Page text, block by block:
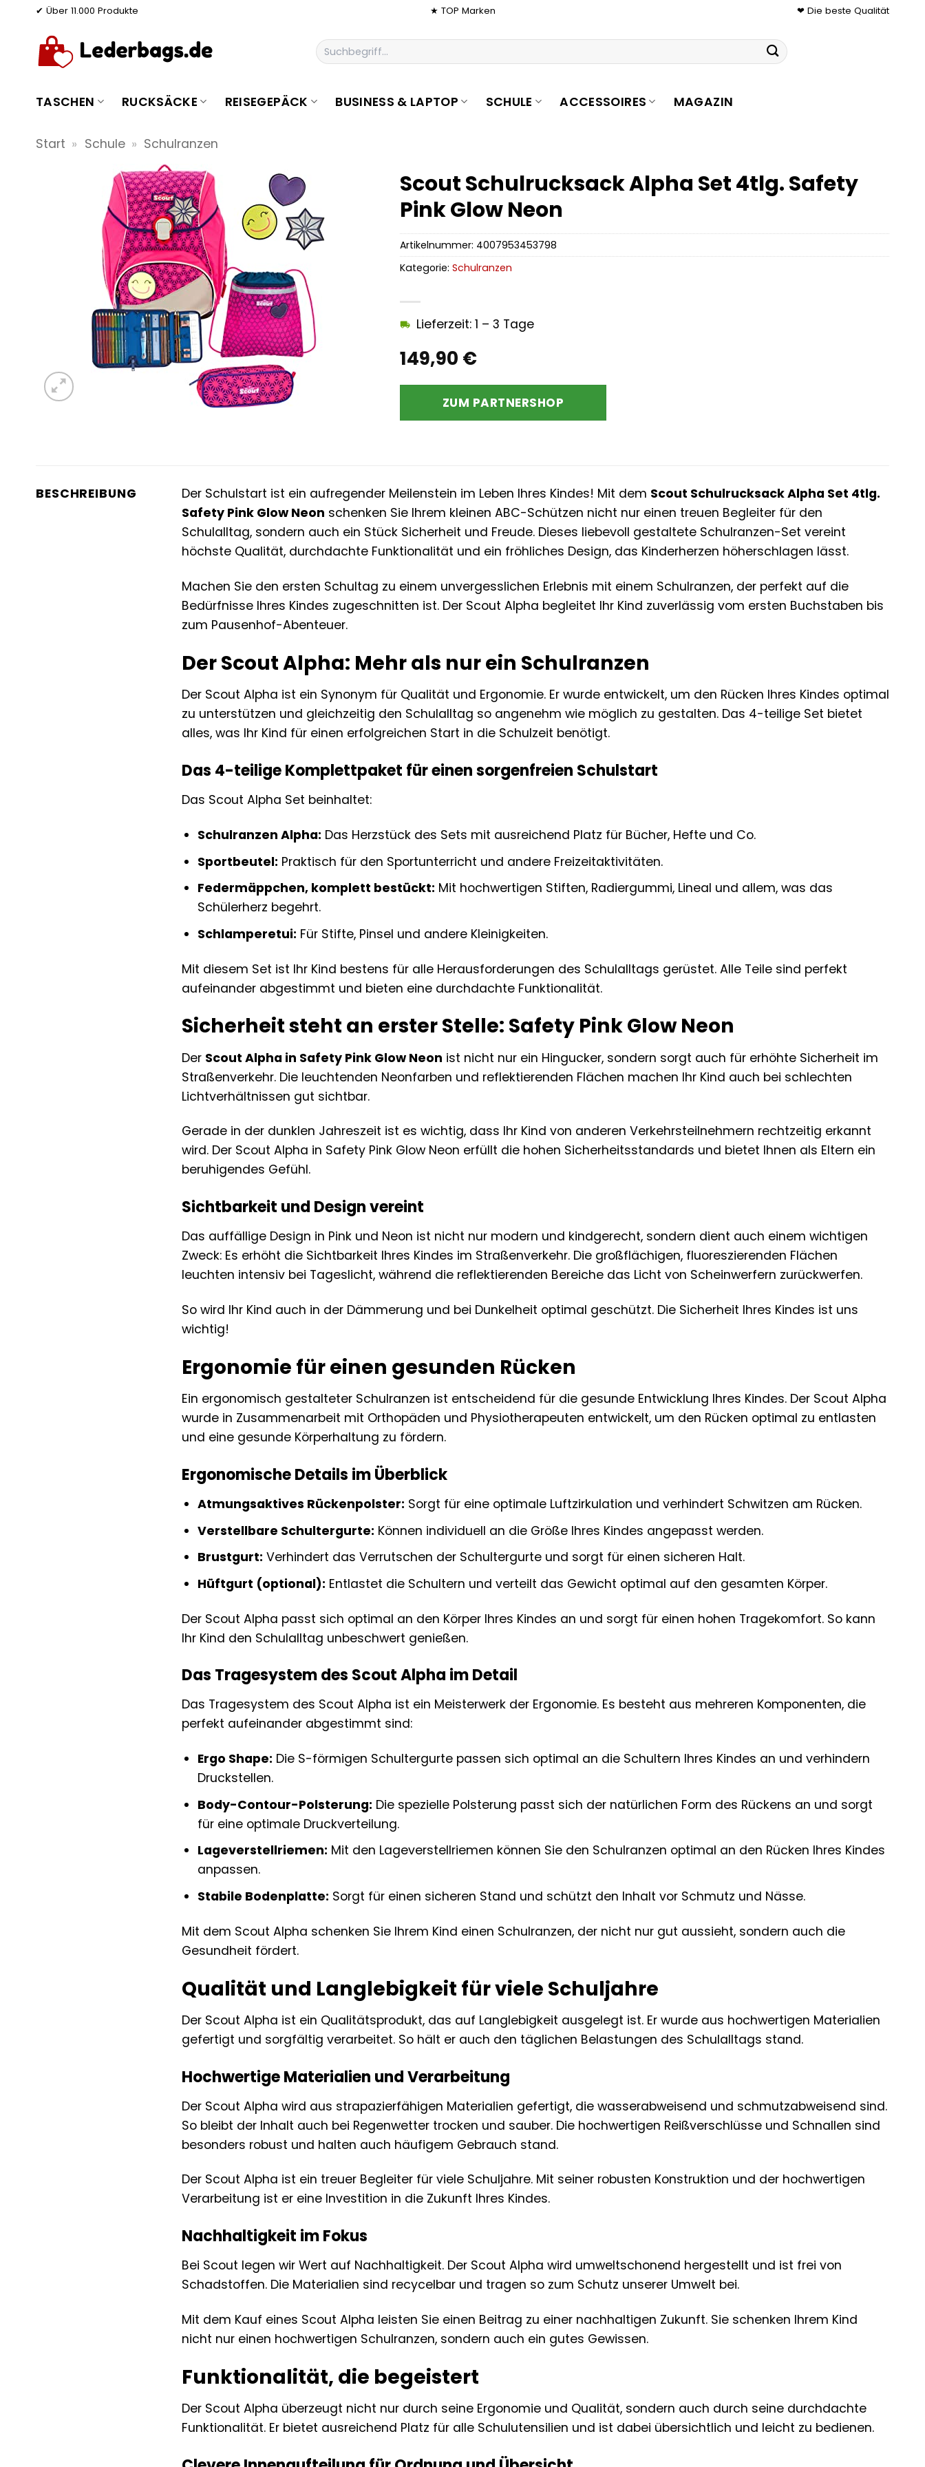
springen
✔ Über 11.000 Produkte ★ TOP Marken ❤ Die beste Qualität
Suchen
nach:
TASCHEN RUCKSÄCKE REISEGEPÄCK BUSINESS & LAPTOP SCHULE ACCESSOIRES MAGAZIN
Start » Schule » Schulranzen
Scout Schulrucksack Alpha Set 4tlg. Safety
Pink Glow Neon
149,90 €
Lieferzeit: 1 – 3 Tage
ZUM PARTNERSHOP
Artikelnummer: 4007953453798
Kategorie:Schulranzen
BESCHREIBUNG Der Schulstart ist ein aufregender Meilenstein im Leben Ihres Kindes! Mit dem Scout Schulrucksack Alpha Set 4tlg.
Safety Pink Glow Neon schenken Sie Ihrem kleinen ABC-Schützen nicht nur einen treuen Begleiter für den
Schulalltag, sondern auch ein Stück Sicherheit und Freude. Dieses liebevoll gestaltete Schulranzen-Set vereint
höchste Qualität, durchdachte Funktionalität und ein fröhliches Design, das Kinderherzen höherschlagen lässt.
Machen Sie den ersten Schultag zu einem unvergesslichen Erlebnis mit einem Schulranzen, der perfekt auf die
Bedürfnisse Ihres Kindes zugeschnitten ist. Der Scout Alpha begleitet Ihr Kind zuverlässig vom ersten Buchstaben bis
zum Pausenhof-Abenteuer.
Der Scout Alpha: Mehr als nur ein Schulranzen
Der Scout Alpha ist ein Synonym für Qualität und Ergonomie. Er wurde entwickelt, um den Rücken Ihres Kindes optimal
zu unterstützen und gleichzeitig den Schulalltag so angenehm wie möglich zu gestalten. Das 4-teilige Set bietet
alles, was Ihr Kind für einen erfolgreichen Start in die Schulzeit benötigt.
Das 4-teilige Komplettpaket für einen sorgenfreien Schulstart
Das Scout Alpha Set beinhaltet:
Schulranzen Alpha: Das Herzstück des Sets mit ausreichend Platz für Bücher, Hefte und Co.
Sportbeutel: Praktisch für den Sportunterricht und andere Freizeitaktivitäten.
Federmäppchen, komplett bestückt: Mit hochwertigen Stiften, Radiergummi, Lineal und allem, was das
Schülerherz begehrt.
Schlamperetui: Für Stifte, Pinsel und andere Kleinigkeiten.
Mit diesem Set ist Ihr Kind bestens für alle Herausforderungen des Schulalltags gerüstet. Alle Teile sind perfekt
aufeinander abgestimmt und bieten eine durchdachte Funktionalität.
Sicherheit steht an erster Stelle: Safety Pink Glow Neon
Der Scout Alpha in Safety Pink Glow Neon ist nicht nur ein Hingucker, sondern sorgt auch für erhöhte Sicherheit im
Straßenverkehr. Die leuchtenden Neonfarben und reflektierenden Flächen machen Ihr Kind auch bei schlechten
Lichtverhältnissen gut sichtbar.
Gerade in der dunklen Jahreszeit ist es wichtig, dass Ihr Kind von anderen Verkehrsteilnehmern rechtzeitig erkannt
wird. Der Scout Alpha in Safety Pink Glow Neon erfüllt die hohen Sicherheitsstandards und bietet Ihnen als Eltern ein
beruhigendes Gefühl.
Sichtbarkeit und Design vereint
Das auffällige Design in Pink und Neon ist nicht nur modern und kindgerecht, sondern dient auch einem wichtigen
Zweck: Es erhöht die Sichtbarkeit Ihres Kindes im Straßenverkehr. Die großflächigen, fluoreszierenden Flächen
leuchten intensiv bei Tageslicht, während die reflektierenden Bereiche das Licht von Scheinwerfern zurückwerfen.
So wird Ihr Kind auch in der Dämmerung und bei Dunkelheit optimal geschützt. Die Sicherheit Ihres Kindes ist uns
wichtig!
Ergonomie für einen gesunden Rücken
Ein ergonomisch gestalteter Schulranzen ist entscheidend für die gesunde Entwicklung Ihres Kindes. Der Scout Alpha
wurde in Zusammenarbeit mit Orthopäden und Physiotherapeuten entwickelt, um den Rücken optimal zu entlasten
und eine gesunde Körperhaltung zu fördern.
Ergonomische Details im Überblick
Atmungsaktives Rückenpolster: Sorgt für eine optimale Luftzirkulation und verhindert Schwitzen am Rücken.
Verstellbare Schultergurte: Können individuell an die Größe Ihres Kindes angepasst werden.
Brustgurt: Verhindert das Verrutschen der Schultergurte und sorgt für einen sicheren Halt.
Hüftgurt (optional): Entlastet die Schultern und verteilt das Gewicht optimal auf den gesamten Körper.
Der Scout Alpha passt sich optimal an den Körper Ihres Kindes an und sorgt für einen hohen Tragekomfort. So kann
Ihr Kind den Schulalltag unbeschwert genießen.
Das Tragesystem des Scout Alpha im Detail
Das Tragesystem des Scout Alpha ist ein Meisterwerk der Ergonomie. Es besteht aus mehreren Komponenten, die
perfekt aufeinander abgestimmt sind:
Ergo Shape: Die S-förmigen Schultergurte passen sich optimal an die Schultern Ihres Kindes an und verhindern
Druckstellen.
Body-Contour-Polsterung: Die spezielle Polsterung passt sich der natürlichen Form des Rückens an und sorgt
für eine optimale Druckverteilung.
Lageverstellriemen: Mit den Lageverstellriemen können Sie den Schulranzen optimal an den Rücken Ihres Kindes
anpassen.
Stabile Bodenplatte: Sorgt für einen sicheren Stand und schützt den Inhalt vor Schmutz und Nässe.
Mit dem Scout Alpha schenken Sie Ihrem Kind einen Schulranzen, der nicht nur gut aussieht, sondern auch die
Gesundheit fördert.
Qualität und Langlebigkeit für viele Schuljahre
Der Scout Alpha ist ein Qualitätsprodukt, das auf Langlebigkeit ausgelegt ist. Er wurde aus hochwertigen Materialien
gefertigt und sorgfältig verarbeitet. So hält er auch den täglichen Belastungen des Schulalltags stand.
Hochwertige Materialien und Verarbeitung
Der Scout Alpha wird aus strapazierfähigen Materialien gefertigt, die wasserabweisend und schmutzabweisend sind.
So bleibt der Inhalt auch bei Regenwetter trocken und sauber. Die hochwertigen Reißverschlüsse und Schnallen sind
besonders robust und halten auch häufigem Gebrauch stand.
Der Scout Alpha ist ein treuer Begleiter für viele Schuljahre. Mit seiner robusten Konstruktion und der hochwertigen
Verarbeitung ist er eine Investition in die Zukunft Ihres Kindes.
Nachhaltigkeit im Fokus
Bei Scout legen wir Wert auf Nachhaltigkeit. Der Scout Alpha wird umweltschonend hergestellt und ist frei von
Schadstoffen. Die Materialien sind recycelbar und tragen so zum Schutz unserer Umwelt bei.
Mit dem Kauf eines Scout Alpha leisten Sie einen Beitrag zu einer nachhaltigen Zukunft. Sie schenken Ihrem Kind
nicht nur einen hochwertigen Schulranzen, sondern auch ein gutes Gewissen.
Funktionalität, die begeistert
Der Scout Alpha überzeugt nicht nur durch seine Ergonomie und Qualität, sondern auch durch seine durchdachte
Funktionalität. Er bietet ausreichend Platz für alle Schulutensilien und ist dabei übersichtlich und leicht zu bedienen.